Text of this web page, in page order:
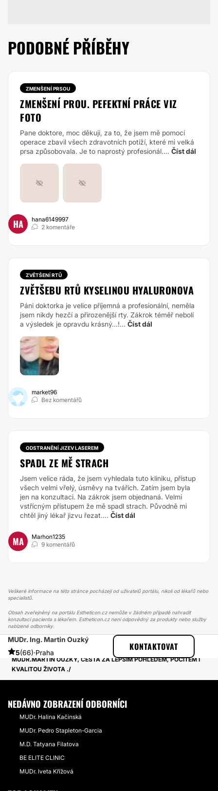
PODOBNÉ PŘÍBĚHY
ZMENŠENÍ PRSOU
ZMENŠENÍ PROU. PEFEKTNÍ PRÁCE VIZ
FOTO
Pane doktore, moc děkuji, za to, že jsem mě pomocí
operace zbavil všech zdravotních potíží, které mi velká
prsa způsobovala. Je to naprostý profesionál.... Číst dál
HA
hana6149997
2 komentáře
ZVĚTŠENÍ RTŮ
ZVĚTŠEBU RTŮ KYSELINOU HYALURONOVA
Páni doktorka je velice příjemná a profesionální, neměla
jsem nikdy hezčí a přirozenější rty. Zákrok téměř nebolí
a výsledek je opravdu krásný...!... Číst dál
market96
Bez komentářů
ODSTRANĚNÍ JIZEV LASEREM
SPADL ZE MĚ STRACH
Jsem velice ráda, že jsem vyhledala tuto kliniku, přístup
všech velmi vřelý, úsměvy na tvářích. Zatím jsem byla
jen na konzultaci. Na zákrok jsem objednaná. Velmi
vstřícným přístupem že mě spadl strach. Původně mi
chtěl jiný lékař jizvu řezat.... Číst dál
MA
Marhon1235
9 komentářů
Veškeré informace na této stránce pocházejí od uživatelů portálu, nikoli od lékařů nebo
specialistů.
Obsah zveřejněný na portálu Estheticon.cz nemůže v žádném případě nahradit
konzultaci pacienta s lékařem. Estheticon.cz není odpovědný za produkty nebo služby
nabízené odborníky.
MUDr. Ing. Martin Ouzký
5(66)·Praha
KONTAKTOVAT
ESTHETICON
PŘÍBĚHY
PŘÍBĚHY TÝKAJÍCÍ SE ZÁKROKU OPERACE DOLNÍCH VÍČEK
MUDR.MARTIN OUZKÝ, CESTA ZA LEPŠÍM POHLEDEM, POCITEM I
KVALITOU ŽIVOTA .
NEDÁVNO ZOBRAZENÍ ODBORNÍCI
MUDr. Halina Kačinská
MUDr. Pedro Stapleton-Garcia
M.D. Tatyana Filatova
BE ELITE CLINIC
MUDr. Iveta Křížová